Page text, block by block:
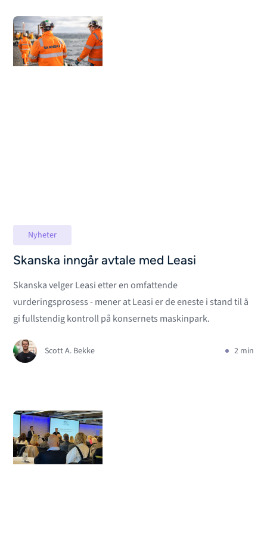
Nyheter
Skanska inngår avtale med Leasi
Skanska velger Leasi etter en omfattende
vurderingsprosess - mener at Leasi er de eneste i stand til å
gi fullstendig kontroll på konsernets maskinpark.
Scott A. Bekke 2 min